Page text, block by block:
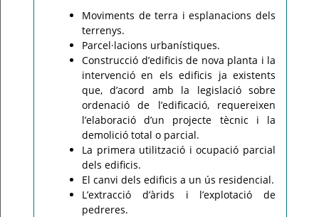
Moviments de terra i esplanacions dels
terrenys.
Parcel·lacions urbanístiques.
Construcció d’edificis de nova planta i la
intervenció en els edificis ja existents
que, d’acord amb la legislació sobre
ordenació de l’edificació, requereixen
l’elaboració d’un projecte tècnic i la
demolició total o parcial.
La primera utilització i ocupació parcial
dels edificis.
El canvi dels edificis a un ús residencial.
L’extracció d’àrids i l’explotació de
pedreres.